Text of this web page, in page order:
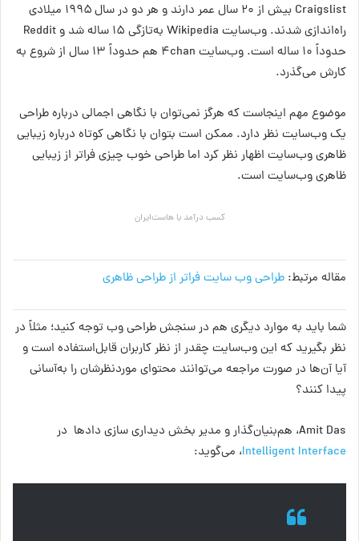
Craigslist بیش از ۲۰ سال عمر دارند و هر دو در سال ۱۹۹۵ میلادی
راه‌اندازی شدند. وب‌سایت Wikipedia به‌تازگی ۱۵ ساله شد و Reddit
حدوداً ۱۰ ساله است. وب‌سایت 4chan هم حدوداً ۱۳ سال از شروع به
کارش می‌گذرد.
موضوع مهم اینجاست که هرگز نمی‌توان با نگاهی اجمالی درباره طراحی
یک وب‌سایت نظر دارد. ممکن است بتوان با نگاهی کوتاه درباره زیبایی
ظاهری وب‌سایت اظهار نظر کرد اما طراحی خوب چیزی فراتر از زیبایی
ظاهری وب‌سایت است.
کسب درآمد با هاست‌ایران
مقاله مرتبط: طراحی وب‌ سایت فراتر از طراحی ظاهری
شما باید به موارد دیگری هم در سنجش طراحی وب توجه کنید؛ مثلاً در
نظر بگیرید که این وب‌سایت چقدر از نظر کاربران قابل‌استفاده است و
آیا آن‌ها در صورت مراجعه می‌توانند محتوای موردنظرشان را به‌آسانی
پیدا کنند؟
Amit Das، هم‌بنیان‌گذار و مدیر بخش دیداری سازی دادها در
Intelligent Interface، می‌گوید: